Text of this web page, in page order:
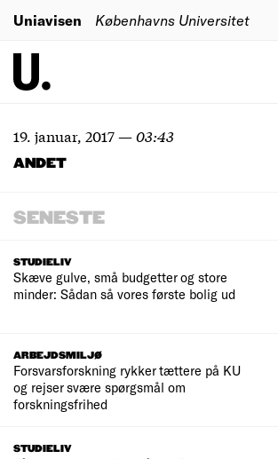
Uniavisen Københavns Universitet
19. januar, 2017—03:43
ANDET
SENESTE
STUDIELIV
Skæve gulve, små budgetter og store
minder: Sådan så vores første bolig ud
ARBEJDSMILJØ
Forsvarsforskning rykker tættere på KU
og rejser svære spørgsmål om
forskningsfrihed
STUDIELIV